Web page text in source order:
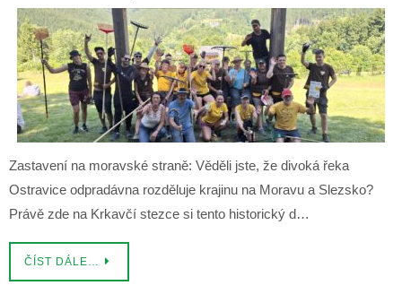
Zastavení na moravské straně: Věděli jste, že divoká řeka
Ostravice odpradávna rozděluje krajinu na Moravu a Slezsko?
Právě zde na Krkavčí stezce si tento historický d…
ČÍST DÁLE…